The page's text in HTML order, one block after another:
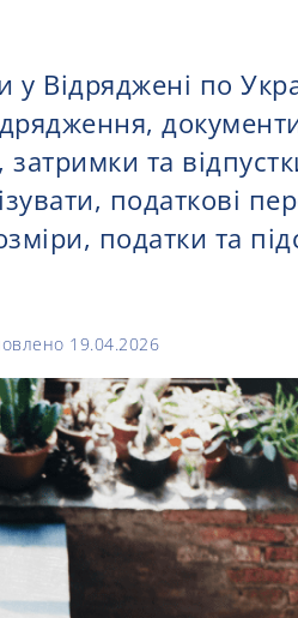
Відряджені по
та
податкові
податки та
19.04.2026